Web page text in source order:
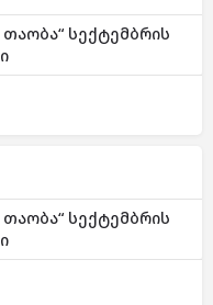
სექტემბრის
სექტემბრის